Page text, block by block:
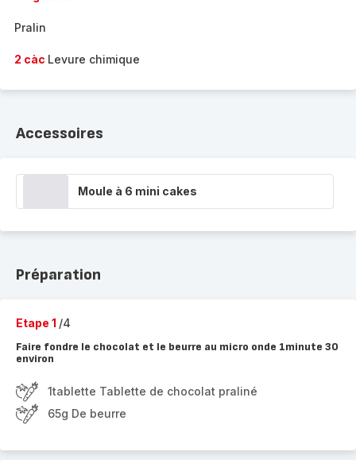
Pralin
2 càc Levure chimique
Accessoires
Moule à 6 mini cakes
Préparation
Etape 1 /4
Faire fondre le chocolat et le beurre au micro onde 1minute 30
environ
1tablette Tablette de chocolat praliné
65g De beurre